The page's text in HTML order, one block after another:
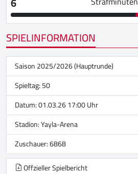
SPIELINFORMATION
Saison 2025/2026 (Hauptrunde)
Spieltag: 50
Datum: 01.03.26 17:00 Uhr
Stadion:Yayla-Arena
Zuschauer: 6868
Offzieller Spielbericht